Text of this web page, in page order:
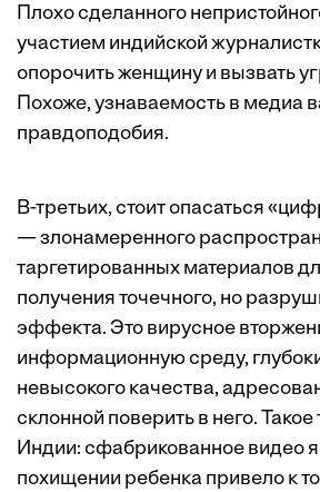
Плохо сделанного
участием индийской
опорочить женщину и вызвать
Похоже, узнаваемость в медиа
правдоподобия.
В-третьих, стоит опасаться
— злонамеренного
таргетированных материалов
получения точечного, но
эффекта. Это вирусное
информационную среду,
невысокого качества,
склонной поверить в него. Такое
Индии: сфабрикованное видео
похищении ребенка привело к